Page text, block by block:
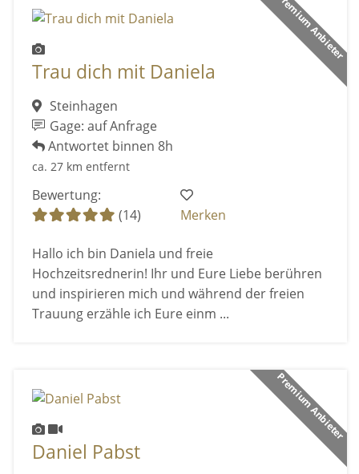
Premium Anbieter
Trau dich mit Daniela
Steinhagen
Gage: auf Anfrage
Antwortet binnen 8h
ca. 27 km entfernt
Bewertung:
(14)
Merken
Hallo ich bin Daniela und freie
Hochzeitsrednerin! Ihr und Eure Liebe berühren
und inspirieren mich und während der freien
Trauung erzähle ich Eure einm ...
Premium Anbieter
Daniel Pabst